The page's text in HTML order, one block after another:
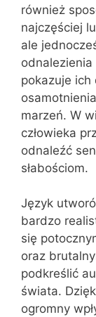
również
najczęściej
ale
pokazuje ich
marzeń. W
człowieka
odnaleźć
słabościom.
Język
bardzo
się
oraz
podkreślić
świata.
ogromny